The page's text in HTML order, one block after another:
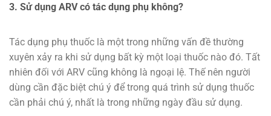
3. Sử dụng ARV có tác dụng phụ không?
Tác dụng phụ thuốc là một trong những vấn đề thường
xuyên xảy ra khi sử dụng bất kỳ một loại thuốc nào đó. Tất
nhiên đối với ARV cũng không là ngoại lệ. Thế nên người
dùng cần đặc biệt chú ý để trong quá trình sử dụng thuốc
cần phải chú ý, nhất là trong những ngày đầu sử dụng.